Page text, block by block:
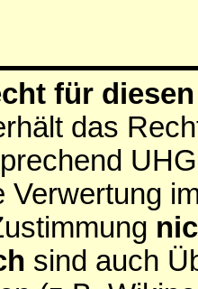
für
das
Verwertung
sind auch